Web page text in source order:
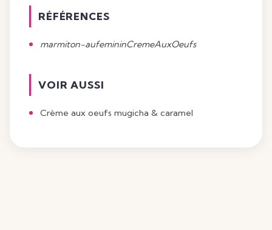
RÉFÉRENCES
marmiton-aufemininCremeAuxOeufs
VOIR AUSSI
Crème aux oeufs mugicha & caramel